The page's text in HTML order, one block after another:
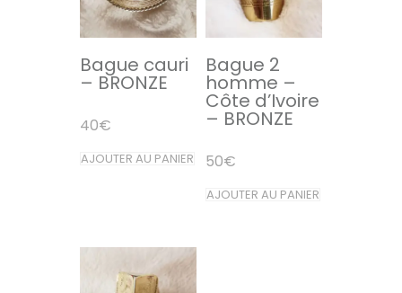
Bague cauri
– BRONZE
40€
AJOUTER AU PANIER
Bague 2
homme –
Côte d’Ivoire
– BRONZE
50€
AJOUTER AU PANIER